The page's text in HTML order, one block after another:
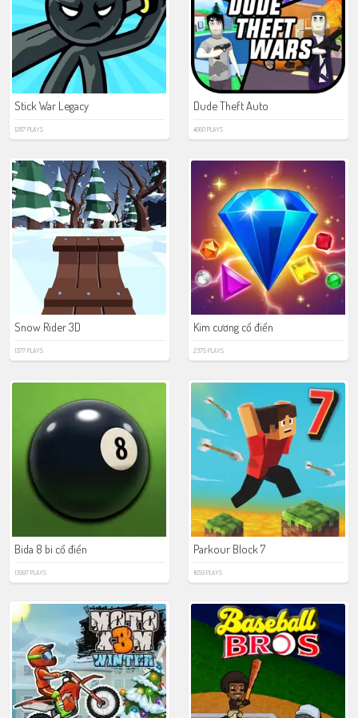
Stick War Legacy
1287 PLAYS
Dude Theft Auto
4660 PLAYS
Snow Rider 3D
1377 PLAYS
Kim cương cổ điển
2375 PLAYS
Bida 8 bi cổ điển
13997 PLAYS
Parkour Block 7
1659 PLAYS